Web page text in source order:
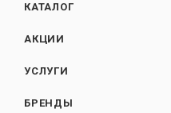
КАТАЛОГ
АКЦИИ
УСЛУГИ
БРЕНДЫ